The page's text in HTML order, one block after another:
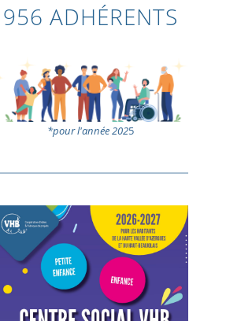
956 ADHÉRENTS
*pour l'année 2025